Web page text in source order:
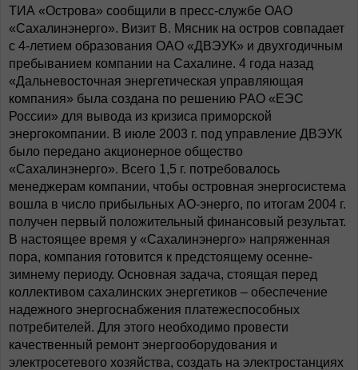
ТИА «Острова» сообщили в пресс-службе ОАО
«Сахалинэнерго». Визит В. Мясник на остров совпадает
с 4-летием образования ОАО «ДВЭУК» и двухгодичным
пребыванием компании на Сахалине. 4 года назад
«Дальневосточная энергетическая управляющая
компания» была создана по решению РАО «ЕЭС
России» для вывода из кризиса приморской
энергокомпании. В июле 2003 г. под управление ДВЭУК
было передано акционерное общество
«Сахалинэнерго». Всего 1,5 г. потребовалось
менеджерам компании, чтобы островная энергосистема
вошла в число прибыльных АО-энерго, по итогам 2004 г.
получен первый положительный финансовый результат.
В настоящее время у «Сахалинэнерго» напряженная
пора, компания готовится к предстоящему осенне-
зимнему периоду. Основная задача, стоящая перед
коллективом сахалинских энергетиков – обеспечение
надежного энергоснабжения платежеспособных
потребителей. Для этого необходимо провести
качественный ремонт энергооборудования и
электросетевого хозяйства, создать на электростанциях